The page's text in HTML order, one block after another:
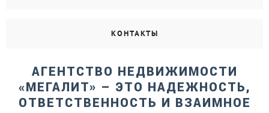
КОНТАКТЫ
АГЕНТСТВО НЕДВИЖИМОСТИ
«МЕГАЛИТ» – ЭТО НАДЕЖНОСТЬ,
ОТВЕТСТВЕННОСТЬ И ВЗАИМНОЕ